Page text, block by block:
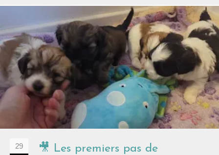
29
🎥 Les premiers pas de